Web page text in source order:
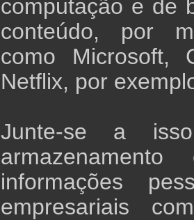
computação e de
conteúdo, por
como Microsoft,
Netflix, por
Junte-se a
informações
empresariais